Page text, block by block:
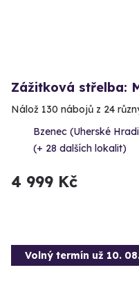
Zážitková střelba:
Nálož 130 nábojů z 24
Bzenec (Uherské
(+ 28 dalších lokalit)
4 999 Kč
Volný termín už 10.